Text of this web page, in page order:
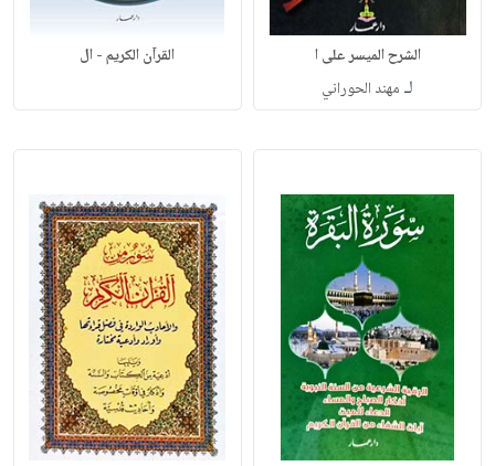
الشرح الميسر على ا
لـ مهند الحوراني
القرآن الكريم - ال